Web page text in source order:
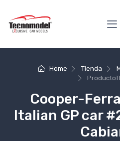
Home Tienda
Producto
Cooper-
Italian GP car